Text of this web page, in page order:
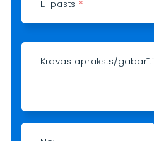
E-pasts *
Kravas apraksts/gabarīti